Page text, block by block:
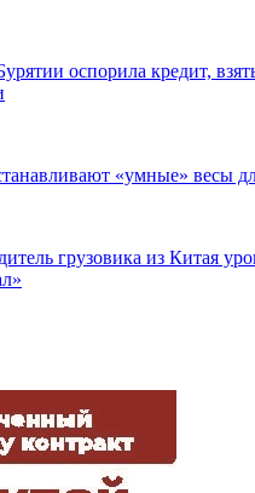
оспорила кредит,
«умные» весы
грузовика из Китая